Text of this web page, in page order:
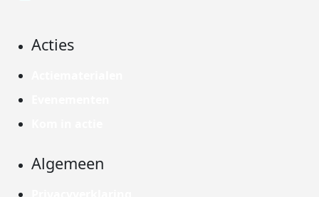
Acties
Algemeen